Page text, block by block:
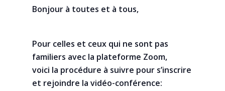
Bonjour à toutes et à tous,
Pour celles et ceux qui ne sont pas
familiers avec la plateforme Zoom,
voici la procédure à suivre pour s’inscrire
et rejoindre la vidéo-conférence: